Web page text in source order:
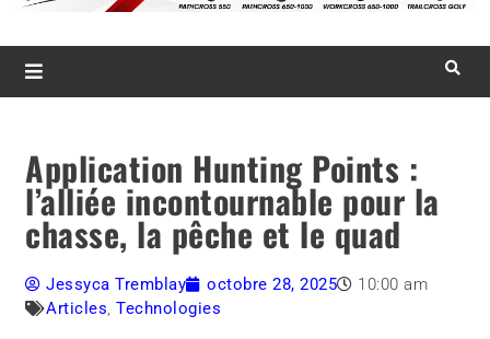
Application Hunting Points :
l’alliée incontournable pour la
chasse, la pêche et le quad
Jessyca Tremblay octobre 28, 2025
10:00 am
Articles,Technologies